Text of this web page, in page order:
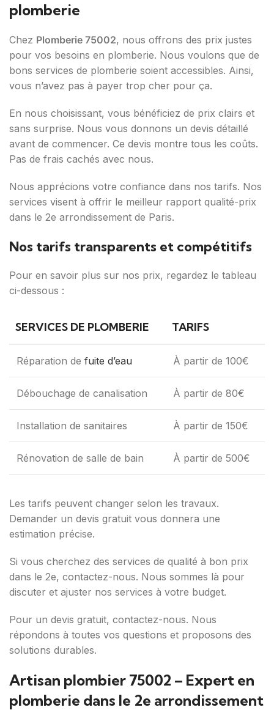
plomberie
Chez Plomberie 75002, nous offrons des prix justes
pour vos besoins en plomberie. Nous voulons que de
bons services de plomberie soient accessibles. Ainsi,
vous n’avez pas à payer trop cher pour ça.
En nous choisissant, vous bénéficiez de prix clairs et
sans surprise. Nous vous donnons un devis détaillé
avant de commencer. Ce devis montre tous les coûts.
Pas de frais cachés avec nous.
Nous apprécions votre confiance dans nos tarifs. Nos
services visent à offrir le meilleur rapport qualité-prix
dans le 2e arrondissement de Paris.
Nos tarifs transparents et compétitifs
Pour en savoir plus sur nos prix, regardez le tableau
ci-dessous :
SERVICES DE PLOMBERIE TARIFS
Réparation de fuite d’eau À partir de 100€
Débouchage de canalisation À partir de 80€
Installation de sanitaires À partir de 150€
Rénovation de salle de bain À partir de 500€
Les tarifs peuvent changer selon les travaux.
Demander un devis gratuit vous donnera une
estimation précise.
Si vous cherchez des services de qualité à bon prix
dans le 2e, contactez-nous. Nous sommes là pour
discuter et ajuster nos services à votre budget.
Pour un devis gratuit, contactez-nous. Nous
répondons à toutes vos questions et proposons des
solutions durables.
Artisan plombier 75002 – Expert en
plomberie dans le 2e arrondissement